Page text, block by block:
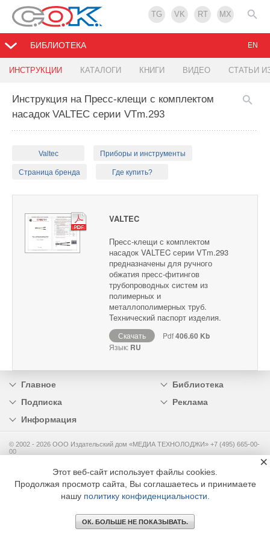
TG VK RT MX
БИБЛИОТЕКА
ИНСТРУКЦИИ КАТАЛОГИ КНИГИ ВИДЕО СТАТЬИ
EN
Инструкция на Пресс-клещи с комплектом
насадок VALTEC серии VTm.293
Valtec Приборы и инструменты
Страница бренда Где купить?
VALTEC
Пресс-клещи с комплектом
насадок VALTEC серии VTm.293
предназначены для ручного
обжатия пресс-фитингов
трубопроводных систем из
полимерных и
металлополимерных труб.
Технический паспорт изделия.
Скачать Pdf406.60 Kb
Язык: RU
Главное
Библиотека
Подписка
Реклама
Информация
© 2002 - 2026 OOO Издательский дом «МЕДИА ТЕХНОЛОДЖИ» +7 (495) 665-00-
00
Этот веб-сайт использует файлы cookies.
Продолжая просмотр сайта, Вы соглашаетесь и принимаете
нашу политику конфиденциальности
ОК. БОЛЬШЕ НЕ ПОКАЗЫВАТЬ.
×